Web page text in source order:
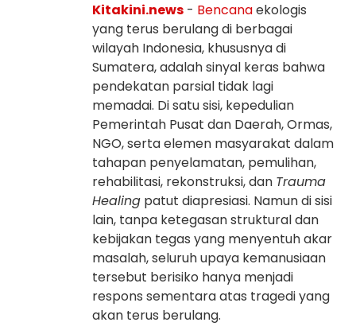
Kitakini.news - Bencanaekologis
yang terus berulang di berbagai
wilayah Indonesia, khususnya di
Sumatera, adalah sinyal keras bahwa
pendekatan parsial tidak lagi
memadai. Di satu sisi, kepedulian
Pemerintah Pusat dan Daerah, Ormas,
NGO, serta elemen masyarakat dalam
tahapan penyelamatan, pemulihan,
rehabilitasi, rekonstruksi, dan Trauma
Healing patut diapresiasi. Namun di sisi
lain, tanpa ketegasan struktural dan
kebijakan tegas yang menyentuh akar
masalah, seluruh upaya kemanusiaan
tersebut berisiko hanya menjadi
respons sementara atas tragedi yang
akan terus berulang.